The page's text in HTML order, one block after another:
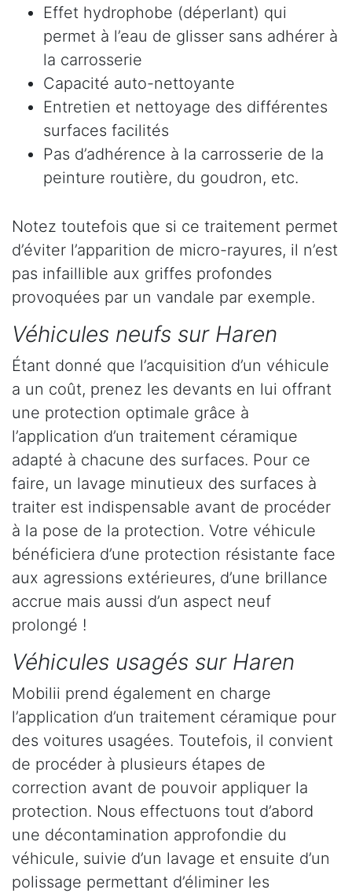
Effet hydrophobe (déperlant) qui
permet à l’eau de glisser sans adhérer à
la carrosserie
Capacité auto-nettoyante
Entretien et nettoyage des différentes
surfaces facilités
Pas d’adhérence à la carrosserie de la
peinture routière, du goudron, etc.
Notez toutefois que si ce traitement permet
d’éviter l’apparition de micro-rayures, il n’est
pas infaillible aux griffes profondes
provoquées par un vandale par exemple.
Véhicules neufs sur Haren
Étant donné que l’acquisition d’un véhicule
a un coût, prenez les devants en lui offrant
une protection optimale grâce à
l’application d’un traitement céramique
adapté à chacune des surfaces. Pour ce
faire, un lavage minutieux des surfaces à
traiter est indispensable avant de procéder
à la pose de la protection. Votre véhicule
bénéficiera d’une protection résistante face
aux agressions extérieures, d’une brillance
accrue mais aussi d’un aspect neuf
prolongé !
Véhicules usagés sur Haren
Mobilii prend également en charge
l’application d’un traitement céramique pour
des voitures usagées. Toutefois, il convient
de procéder à plusieurs étapes de
correction avant de pouvoir appliquer la
protection. Nous effectuons tout d’abord
une décontamination approfondie du
véhicule, suivie d’un lavage et ensuite d’un
polissage permettant d’éliminer les